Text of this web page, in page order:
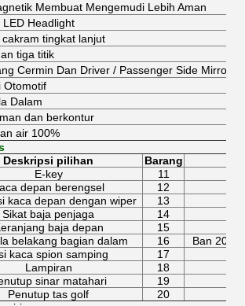
Membuat Mengemudi Lebih Aman
Headlight
tingkat lanjut
tiga titik
Cermin Dan Driver / Passenger Side Mirrors
Otomotif
Dalam
dan berkontur
air 100%
Deskripsi pilihan
Barang
E-key 11
depan berengsel
12
kaca depan dengan wiper
13
Sikat baja penjaga
14
baja depan 15
belakang bagian dalam 16
Ban 205 /
kaca spion samping
17
Lampiran
18
sinar matahari
19
Penutup tas golf
20